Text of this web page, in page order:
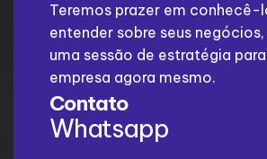
Teremos prazer em conhecê-
entender sobre seus
uma sessão de estratégia
empresa agora mesmo.
Contato
Whatsapp